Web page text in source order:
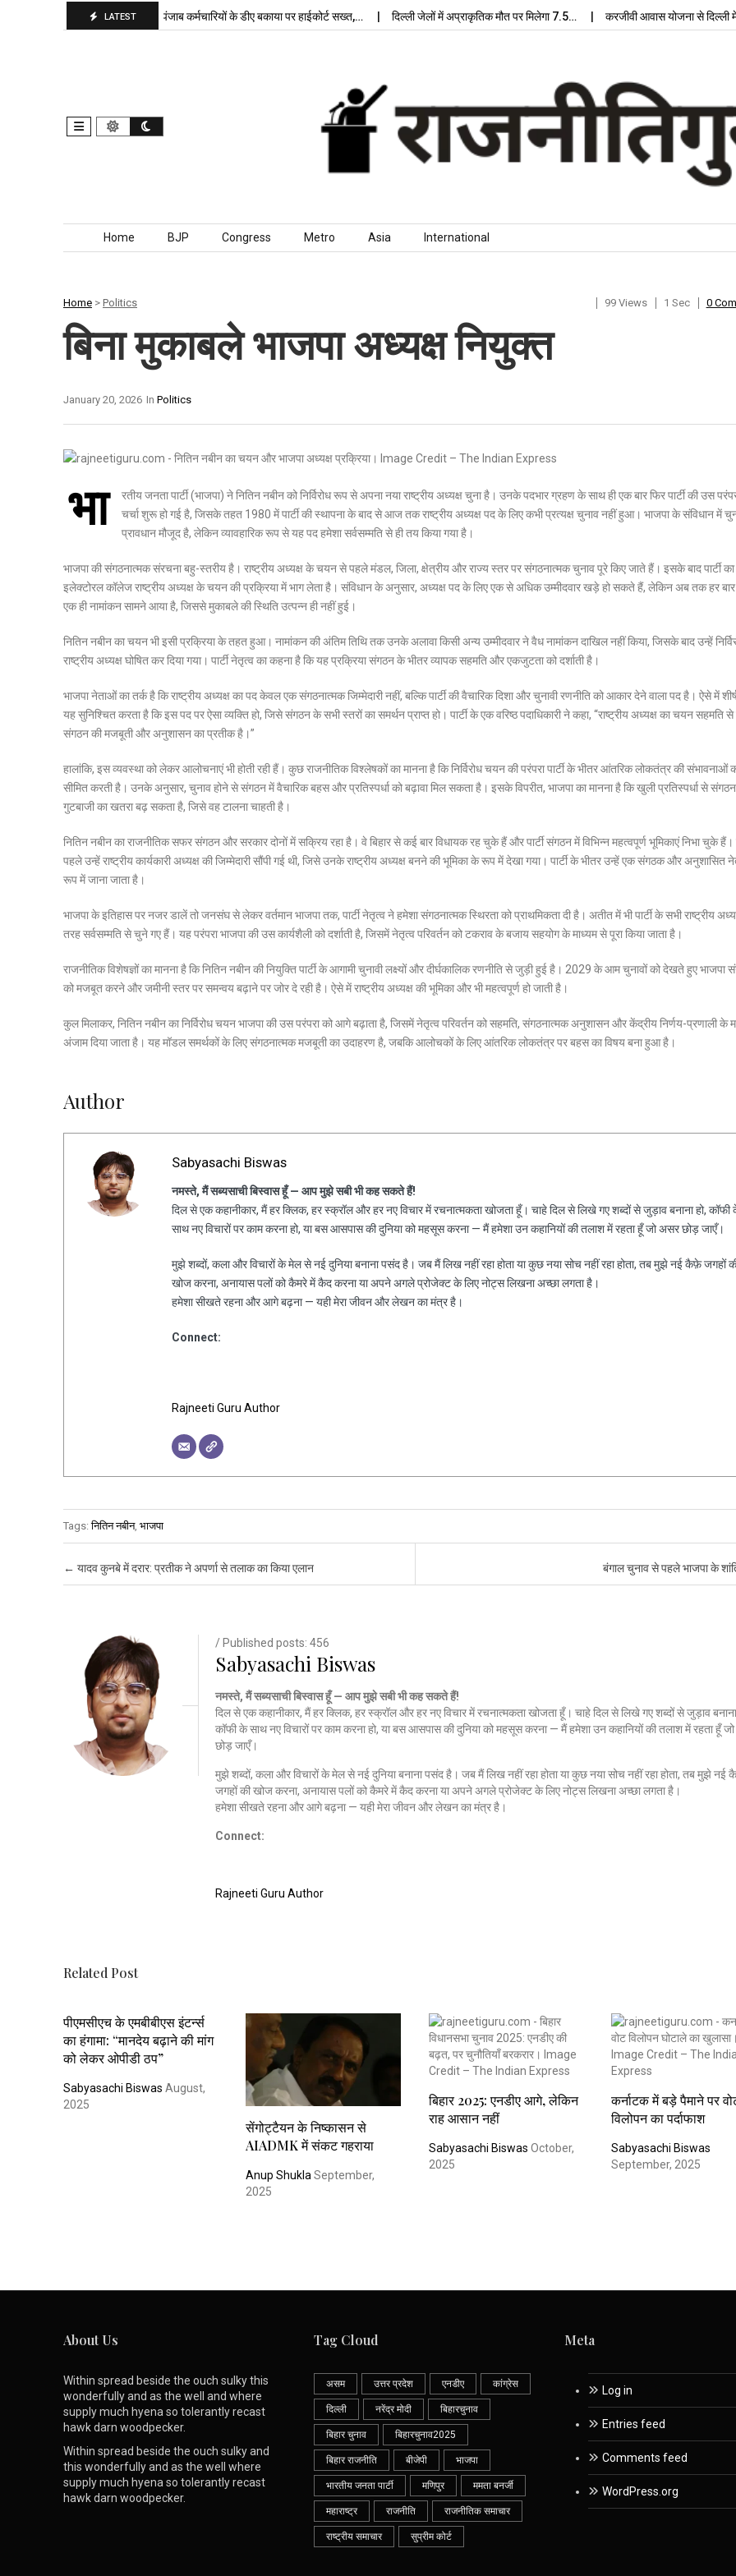
LATEST
बरकरार, बांकीपुर में… पंजाब कर्मचारियों के डीए बकाया पर हाईकोर्ट सख्त,… दिल्ली जेलों में अप्राकृतिक मौत पर मिलेगा 7.5… करजीवी आवास योजना से दिल्ली में
Skip to content
Home BJP Congress Metro Asia International
Home > Politics 99 Views 1 Sec 0
बिना मुकाबले भाजपा अध्यक्ष नियुक्त
In Politics
January 20, 2026
भा
रतीय जनता पार्टी (भाजपा) ने नितिन नबीन को निर्विरोध रूप से अपना नया राष्ट्रीय अध्यक्ष चुना है। उनके पदभार ग्रहण के साथ ही एक बार फिर पार्टी की उस
चर्चा शुरू हो गई है, जिसके तहत 1980 में पार्टी की स्थापना के बाद से आज तक राष्ट्रीय अध्यक्ष पद के लिए कभी प्रत्यक्ष चुनाव नहीं हुआ। भाजपा के संविधान में
प्रावधान मौजूद है, लेकिन व्यावहारिक रूप से यह पद हमेशा सर्वसम्मति से ही तय किया गया है।
भाजपा की संगठनात्मक संरचना बहु-स्तरीय है। राष्ट्रीय अध्यक्ष के चयन से पहले मंडल, जिला, क्षेत्रीय और राज्य स्तर पर संगठनात्मक चुनाव पूरे किए जाते हैं। इसके बाद पार्टी का
इलेक्टोरल कॉलेज राष्ट्रीय अध्यक्ष के चयन की प्रक्रिया में भाग लेता है। संविधान के अनुसार, अध्यक्ष पद के लिए एक से अधिक उम्मीदवार खड़े हो सकते हैं, लेकिन अब तक हर
एक ही नामांकन सामने आया है, जिससे मुकाबले की स्थिति उत्पन्न ही नहीं हुई।
नितिन नबीन का चयन भी इसी प्रक्रिया के तहत हुआ। नामांकन की अंतिम तिथि तक उनके अलावा किसी अन्य उम्मीदवार ने वैध नामांकन दाखिल नहीं किया, जिसके बाद उन्हें
राष्ट्रीय अध्यक्ष घोषित कर दिया गया। पार्टी नेतृत्व का कहना है कि यह प्रक्रिया संगठन के भीतर व्यापक सहमति और एकजुटता को दर्शाती है।
भाजपा नेताओं का तर्क है कि राष्ट्रीय अध्यक्ष का पद केवल एक संगठनात्मक जिम्मेदारी नहीं, बल्कि पार्टी की वैचारिक दिशा और चुनावी रणनीति को आकार देने वाला पद है। ऐसे में
यह सुनिश्चित करता है कि इस पद पर ऐसा व्यक्ति हो, जिसे संगठन के सभी स्तरों का समर्थन प्राप्त हो। पार्टी के एक वरिष्ठ पदाधिकारी ने कहा, “राष्ट्रीय अध्यक्ष का चयन सहमति से
संगठन की मजबूती और अनुशासन का प्रतीक है।”
हालांकि, इस व्यवस्था को लेकर आलोचनाएं भी होती रही हैं। कुछ राजनीतिक विश्लेषकों का मानना है कि निर्विरोध चयन की परंपरा पार्टी के भीतर आंतरिक लोकतंत्र की संभावनाओं
सीमित करती है। उनके अनुसार, चुनाव होने से संगठन में वैचारिक बहस और प्रतिस्पर्धा को बढ़ावा मिल सकता है। इसके विपरीत, भाजपा का मानना है कि खुली प्रतिस्पर्धा से
गुटबाजी का खतरा बढ़ सकता है, जिसे वह टालना चाहती है।
नितिन नबीन का राजनीतिक सफर संगठन और सरकार दोनों में सक्रिय रहा है। वे बिहार से कई बार विधायक रह चुके हैं और पार्टी संगठन में विभिन्न महत्वपूर्ण भूमिकाएं निभा चुके
पहले उन्हें राष्ट्रीय कार्यकारी अध्यक्ष की जिम्मेदारी सौंपी गई थी, जिसे उनके राष्ट्रीय अध्यक्ष बनने की भूमिका के रूप में देखा गया। पार्टी के भीतर उन्हें एक संगठक और अनुशासित
रूप में जाना जाता है।
भाजपा के इतिहास पर नजर डालें तो जनसंघ से लेकर वर्तमान भाजपा तक, पार्टी नेतृत्व ने हमेशा संगठनात्मक स्थिरता को प्राथमिकता दी है। अतीत में भी पार्टी के सभी राष्ट्रीय
तरह सर्वसम्मति से चुने गए हैं। यह परंपरा भाजपा की उस कार्यशैली को दर्शाती है, जिसमें नेतृत्व परिवर्तन को टकराव के बजाय सहयोग के माध्यम से पूरा किया जाता है।
राजनीतिक विशेषज्ञों का मानना है कि नितिन नबीन की नियुक्ति पार्टी के आगामी चुनावी लक्ष्यों और दीर्घकालिक रणनीति से जुड़ी हुई है। 2029 के आम चुनावों को देखते हुए भाजपा
को मजबूत करने और जमीनी स्तर पर समन्वय बढ़ाने पर जोर दे रही है। ऐसे में राष्ट्रीय अध्यक्ष की भूमिका और भी महत्वपूर्ण हो जाती है।
कुल मिलाकर, नितिन नबीन का निर्विरोध चयन भाजपा की उस परंपरा को आगे बढ़ाता है, जिसमें नेतृत्व परिवर्तन को सहमति, संगठनात्मक अनुशासन और केंद्रीय निर्णय-प्रणाली के
अंजाम दिया जाता है। यह मॉडल समर्थकों के लिए संगठनात्मक मजबूती का उदाहरण है, जबकि आलोचकों के लिए आंतरिक लोकतंत्र पर बहस का विषय बना हुआ है।
Author
Sabyasachi Biswas
नमस्ते, मैं सब्यसाची बिस्वास हूँ — आप मुझे सबी भी कह सकते हैं!
दिल से एक कहानीकार, मैं हर क्लिक, हर स्क्रॉल और हर नए विचार में रचनात्मकता खोजता हूँ। चाहे दिल से लिखे गए शब्दों से जुड़ाव बनाना हो, कॉफी
साथ नए विचारों पर काम करना हो, या बस आसपास की दुनिया को महसूस करना — मैं हमेशा उन कहानियों की तलाश में रहता हूँ जो असर छोड़ जाएँ।
मुझे शब्दों, कला और विचारों के मेल से नई दुनिया बनाना पसंद है। जब मैं लिख नहीं रहा होता या कुछ नया सोच नहीं रहा होता, तब मुझे नई कैफ़े जगहों
खोज करना, अनायास पलों को कैमरे में कैद करना या अपने अगले प्रोजेक्ट के लिए नोट्स लिखना अच्छा लगता है।
हमेशा सीखते रहना और आगे बढ़ना — यही मेरा जीवन और लेखन का मंत्र है।
Connect:
Rajneeti Guru Author
Tags:नितिन नबीन, भाजपा
Post navigation
← यादव कुनबे में दरार: प्रतीक ने अपर्णा से तलाक का किया एलान बंगाल चुनाव से पहले भाजपा के
/ Published posts: 456
Sabyasachi Biswas
नमस्ते, मैं सब्यसाची बिस्वास हूँ — आप मुझे सबी भी कह सकते हैं!
दिल से एक कहानीकार, मैं हर क्लिक, हर स्क्रॉल और हर नए विचार में रचनात्मकता खोजता हूँ। चाहे दिल से लिखे गए शब्दों से जुड़ाव
कॉफी के साथ नए विचारों पर काम करना हो, या बस आसपास की दुनिया को महसूस करना — मैं हमेशा उन कहानियों की तलाश में रहता हूँ
छोड़ जाएँ।
मुझे शब्दों, कला और विचारों के मेल से नई दुनिया बनाना पसंद है। जब मैं लिख नहीं रहा होता या कुछ नया सोच नहीं रहा होता, तब मुझे नई
जगहों की खोज करना, अनायास पलों को कैमरे में कैद करना या अपने अगले प्रोजेक्ट के लिए नोट्स लिखना अच्छा लगता है।
हमेशा सीखते रहना और आगे बढ़ना — यही मेरा जीवन और लेखन का मंत्र है।
Connect:
Rajneeti Guru Author
Related Post
पीएमसीएच के एमबीबीएस इंटर्न्स
का हंगामा: “मानदेय बढ़ाने की मांग
को लेकर ओपीडी ठप”
Sabyasachi Biswas August,
2025
सेंगोट्टैयन के निष्कासन से
AIADMK में संकट गहराया
Anup Shukla September,
2025
बिहार 2025: एनडीए आगे, लेकिन
राह आसान नहीं
Sabyasachi Biswas October,
2025
कर्नाटक में बड़े पैमाने पर
विलोपन का पर्दाफाश
Sabyasachi Biswas
September, 2025
About Us
Within spread beside the ouch sulky this
wonderfully and as the well and where
supply much hyena so tolerantly recast
hawk darn woodpecker.
Within spread beside the ouch sulky and
this wonderfully and as the well where
supply much hyena so tolerantly recast
hawk darn woodpecker.
Tag Cloud
असम उत्तर प्रदेश एनडीए कांग्रेस
दिल्ली नरेंद्र मोदी बिहारचुनाव
बिहार चुनाव बिहारचुनाव2025
बिहार राजनीति बीजेपी भाजपा
भारतीय जनता पार्टी मणिपुर ममता बनर्जी
महाराष्ट्र राजनीति राजनीतिक समाचार
राष्ट्रीय समाचार सुप्रीम कोर्ट
Meta
Log in
Entries feed
Comments feed
WordPress.org